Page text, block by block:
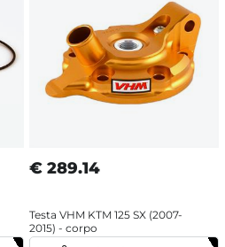
€ 289.14
Testa VHM KTM 125 SX (2007-
2015) - corpo